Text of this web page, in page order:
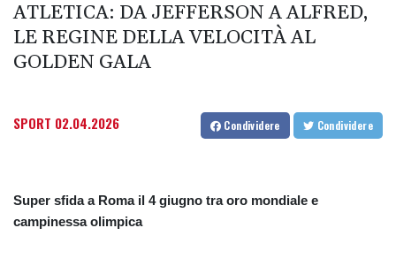
ATLETICA: DA JEFFERSON A ALFRED,
LE REGINE DELLA VELOCITÀ AL
GOLDEN GALA
SPORT 02.04.2026 Condividere Condividere
Super sfida a Roma il 4 giugno tra oro mondiale e
campinessa olimpica